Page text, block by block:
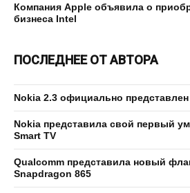
Компания Apple объявила о
бизнеса Intel
ПОСЛЕДНЕЕ ОТ АВТОРА
Nokia 2.3 официально представлен
Nokia представила свой первый
Smart TV
Qualcomm представила новый
Snapdragon 865